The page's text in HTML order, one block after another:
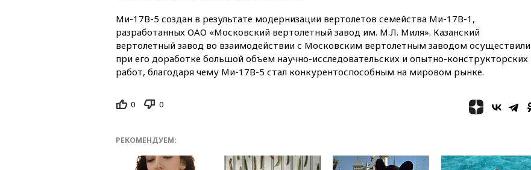
обмена криптовалюты в
«Москве-Сити»
10:13 Минтранс предлагает
тратить средства дорожных
фондов на защиту трасс от
БПЛА
документы об ударах ВСУ по
нефтяным терминалам в
ума» из-за сообщений в СМИ
Ми-17В-5 создан в результате модернизации вертолетов семейства Ми-17В-1,
разработанных ОАО «Московский вертолетный завод им. М.Л. Миля». Казанский
вертолетный завод во взаимодействии с Московским вертолетным заводом осуществили
при его доработке большой объем научно-исследовательских и опытно-конструкторских
работ, благодаря чему Ми-17В-5 стал конкурентоспособным на мировом рынке.
0 0
РЕКОМЕНДУЕМ: